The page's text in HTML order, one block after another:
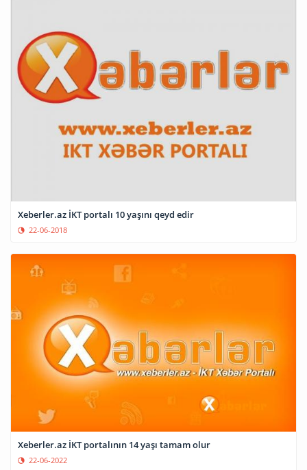
Xeberler.az İKT portalı 10 yaşını qeyd edir
22-06-2018
Xeberler.az İKT portalının 14 yaşı tamam olur
22-06-2022